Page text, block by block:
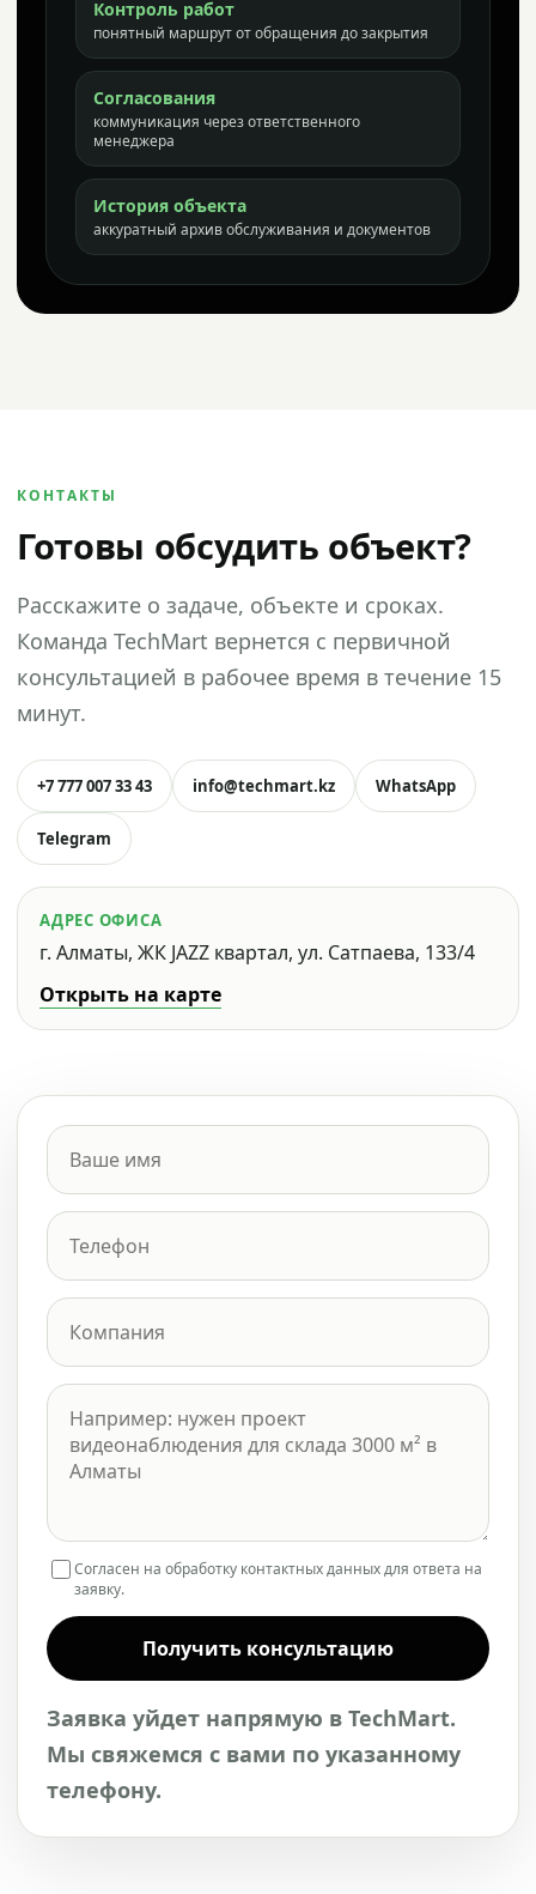
Контроль работ
понятный маршрут от обращения до закрытия
Согласования
коммуникация через ответственного
менеджера
История объекта
аккуратный архив обслуживания и документов
КОНТАКТЫ
Готовы обсудить объект?
Расскажите о задаче, объекте и сроках.
Команда TechMart вернется с первичной
консультацией в рабочее время в течение 15
минут.
+7 777 007 33 43 info@techmart.kz WhatsApp
Telegram
АДРЕС ОФИСА
г. Алматы, ЖК JAZZ квартал, ул. Сатпаева, 133/4
Открыть на карте
Согласен на обработку контактных данных для ответа на
заявку.
Получить консультацию
Заявка уйдет напрямую в TechMart.
Мы свяжемся с вами по указанному
телефону.